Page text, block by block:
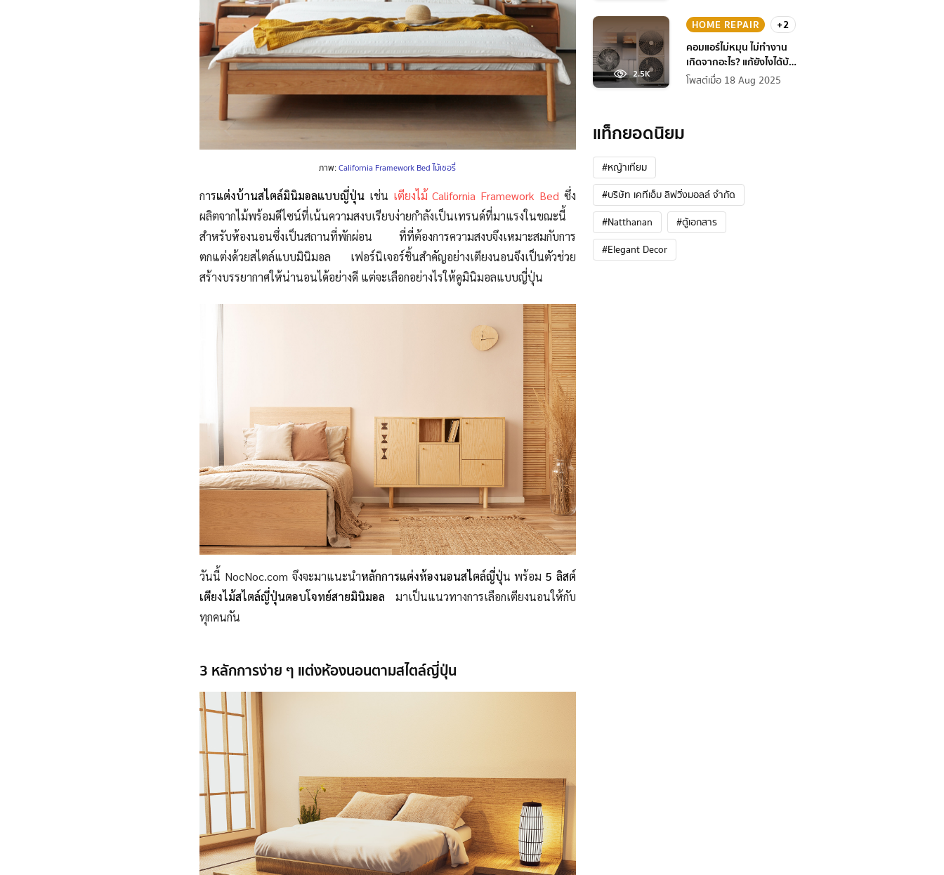
ภาพ:California Framework Bed ไม้เชอรี่
การแต่งบ้านสไตล์มินิมอลแบบญี่ปุ่นเช่น เตียงไม้ California Framework Bed ซึ่ง
ผลิตจากไม้พร้อมดีไซน์ที่เน้นความสงบเรียบง่ายกำลังเป็นเทรนด์ที่มาแรงในขณะนี้
สำหรับห้องนอนซึ่งเป็นสถานที่พักผ่อน ที่ที่ต้องการความสงบจึงเหมาะสมกับการ
ตกแต่งด้วยสไตล์แบบมินิมอล เฟอร์นิเจอร์ชิ้นสำคัญอย่างเตียงนอนจึงเป็นตัวช่วย
สร้างบรรยากาศให้น่านอนได้อย่างดี แต่จะเลือกอย่างไรให้ดูมินิมอลแบบญี่ปุ่น
วันนี้ NocNoc.com จึงจะมาแนะนำหลักการแต่งห้องนอนสไตล์ญี่ปุ่น พร้อม 5 ลิสต์
เตียงไม้สไตล์ญี่ปุ่นตอบโจทย์สายมินิมอล มาเป็นแนวทางการเลือกเตียงนอนให้กับ
ทุกคนกัน
3 หลักการง่าย ๆ แต่งห้องนอนตามสไตล์ญี่ปุ่น
2.5K
HOME REPAIR
+2
คอมแอร์ไม่หมุน ไม่ทํางาน
เกิดจากอะไร? แก้ยังไงได้บ้าง
ก่อนแอร์พัง!
โพสต์เมื่อ 18 Aug 2025
แท็กยอดนิยม
#หญ้าเทียม
#บริษัท เคทีเอ็ม ลิฟวิ่งมอลล์ จำกัด
#Natthanan
#ตู้เอกสาร
#Elegant Decor